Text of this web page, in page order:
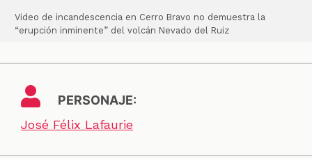
Video de incandescencia en Cerro Bravo no demuestra la
“erupción inminente” del volcán Nevado del Ruiz
PERSONAJE:
José Félix Lafaurie